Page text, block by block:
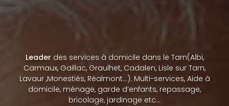
Leader des services à domicile dans le Tarn(Albi,
Carmaux, Gaillac, Graulhet, Cadalen, Lisle sur Tarn,
Lavaur ,Monestiés, Réalmont…). Multi-services, Aide à
domicile, ménage, garde d’enfants, repassage,
bricolage, jardinage etc…